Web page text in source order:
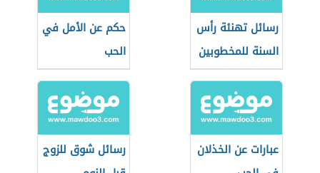
رسائل تهنئة رأس
السنة للمخطوبين
حكم عن الأمل في
الحب
عبارات عن الخذلان
رسائل شوق للزوج